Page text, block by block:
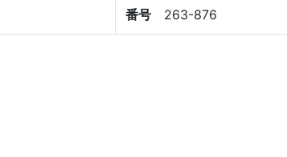
番号 263-876